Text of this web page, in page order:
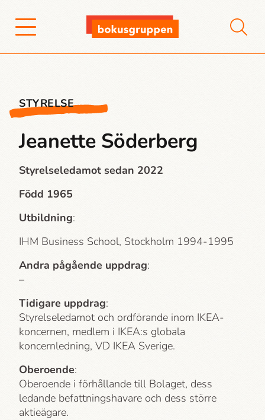
STYRELSE
Jeanette Söderberg
Styrelseledamot sedan 2022
Född 1965
Utbildning:
IHM Business School, Stockholm 1994-1995
Andra pågående uppdrag:
–
Tidigare uppdrag:
Styrelseledamot och ordförande inom IKEA-
koncernen, medlem i IKEA:s globala
koncernledning, VD IKEA Sverige.
Oberoende:
Oberoende i förhållande till Bolaget, dess
ledande befattningshavare och dess större
aktieägare.